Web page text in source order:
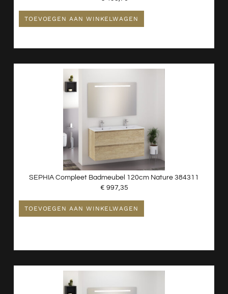
TOEVOEGEN AAN WINKELWAGEN
SEPHIA Compleet Badmeubel 120cm Nature 384311
€ 997,35
TOEVOEGEN AAN WINKELWAGEN